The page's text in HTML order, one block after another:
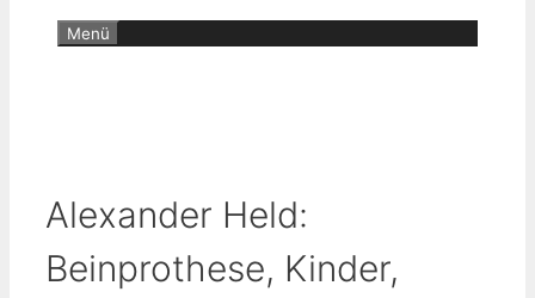
Menü
Alexander Held:
Beinprothese, Kinder,